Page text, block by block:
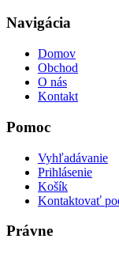
Navigácia
Domov
Obchod
O nás
Kontakt
Pomoc
Vyhľadávanie
Prihlásenie
Košík
Kontaktovať
Právne